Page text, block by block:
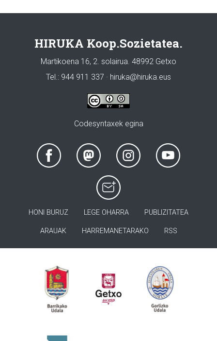
HIRUKA Koop.Sozietatea.
Martikoena 16, 2. solairua. 48992 Getxo
Tel.: 944 911 337 · hiruka@hiruka.eus
Codesyntaxek egina
HONI BURUZ LEGE OHARRA PUBLIZITATEA
ARAUAK HARREMANETARAKO RSS